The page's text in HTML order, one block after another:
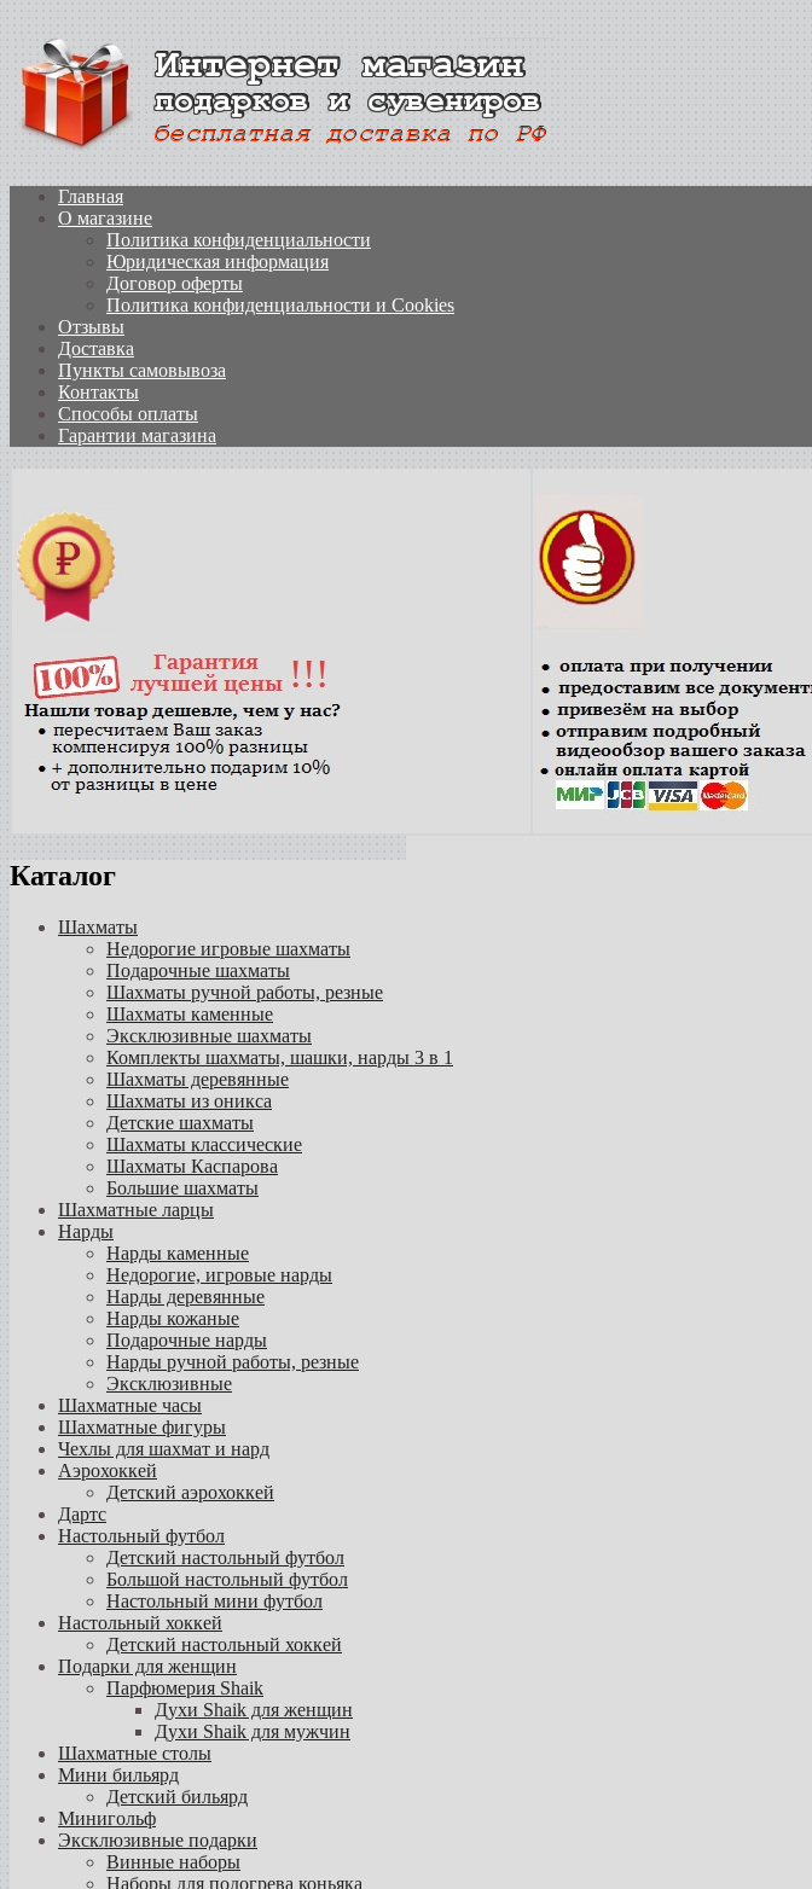
Главная
О магазине
Политика конфиденциальности
Юридическая информация
Договор оферты
Политика конфиденциальности и Cookies
Отзывы
Доставка
Пункты самовывоза
Контакты
Способы оплаты
Гарантии магазина
Каталог
Шахматы
Недорогие игровые шахматы
Подарочные шахматы
Шахматы ручной работы, резные
Шахматы каменные
Эксклюзивные шахматы
Комплекты шахматы, шашки, нарды 3 в 1
Шахматы деревянные
Шахматы из оникса
Детские шахматы
Шахматы классические
Шахматы Каспарова
Большие шахматы
Шахматные ларцы
Нарды
Нарды каменные
Недорогие, игровые нарды
Нарды деревянные
Нарды кожаные
Подарочные нарды
Нарды ручной работы, резные
Эксклюзивные
Шахматные часы
Шахматные фигуры
Чехлы для шахмат и нард
Аэрохоккей
Детский аэрохоккей
Дартс
Настольный футбол
Детский настольный футбол
Большой настольный футбол
Настольный мини футбол
Настольный хоккей
Детский настольный хоккей
Подарки для женщин
Парфюмерия Shaik
Духи Shaik для женщин
Духи Shaik для мужчин
Шахматные столы
Мини бильярд
Детский бильярд
Минигольф
Эксклюзивные подарки
Винные наборы
Наборы для подогрева коньяка